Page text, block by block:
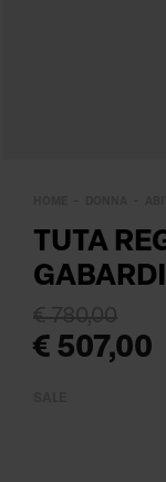
TUTA
€ 507,00
€ 780,00